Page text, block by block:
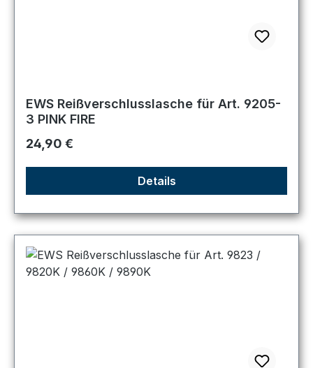
EWS Reißverschlusslasche für Art. 9205-
3 PINK FIRE
Regulärer Preis:
24,90 €
Details